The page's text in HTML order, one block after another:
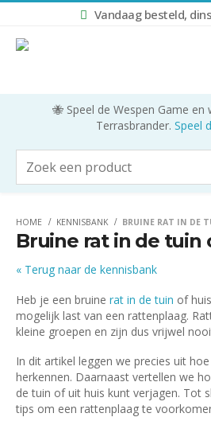
Vandaag besteld,
🐝 Speel de Wespen Game en
Terrasbrander. Speel
HOME KENNISBANK BRUINE RAT IN DE
Bruine rat in de tuin
« Terug naar de kennisbank
Heb je een bruine rat in de tuin of
mogelijk last van een rattenplaag.
kleine groepen en zijn dus vrijwel
In dit artikel leggen we precies uit
herkennen. Daarnaast vertellen we
de tuin of uit huis kunt verjagen. Tot
tips om een rattenplaag te